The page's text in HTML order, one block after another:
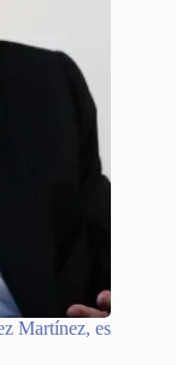
Martínez, es